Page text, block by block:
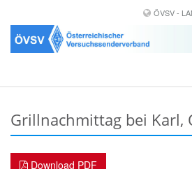
ÖVSV -
Grillnachmittag bei Karl,
Download PDF